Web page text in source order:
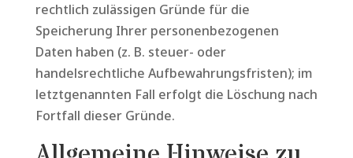
rechtlich zulässigen Gründe für die
Speicherung Ihrer personenbezogenen
Daten haben (z. B. steuer- oder
handelsrechtliche Aufbewahrungsfristen); im
letztgenannten Fall erfolgt die Löschung nach
Fortfall dieser Gründe.